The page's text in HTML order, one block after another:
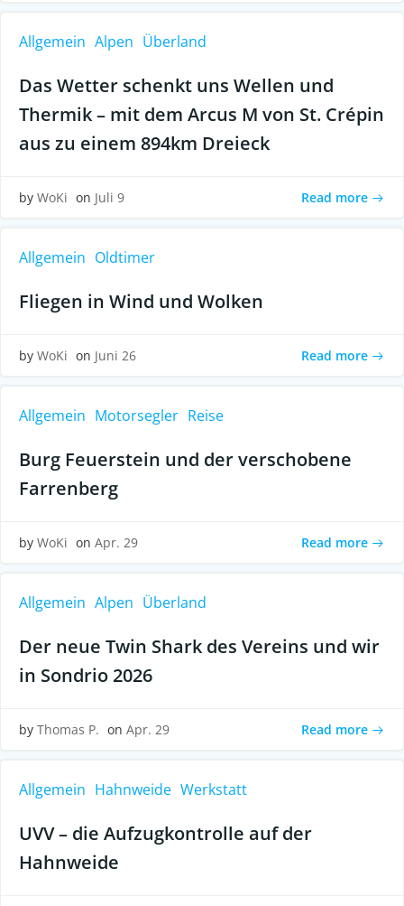
Allgemein Alpen Überland
Das Wetter schenkt uns Wellen und
Thermik – mit dem Arcus M von St. Crépin
aus zu einem 894km Dreieck
by WoKi on Juli 9 Read more
Allgemein Oldtimer
Fliegen in Wind und Wolken
by WoKi on Juni 26 Read more
Allgemein Motorsegler Reise
Burg Feuerstein und der verschobene
Farrenberg
by WoKi on Apr. 29 Read more
Allgemein Alpen Überland
Der neue Twin Shark des Vereins und wir
in Sondrio 2026
by Thomas P. on Apr. 29 Read more
Allgemein Hahnweide Werkstatt
UVV – die Aufzugkontrolle auf der
Hahnweide